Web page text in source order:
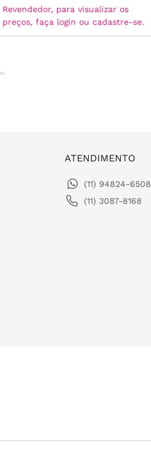
Revendedor, para visualizar os
preços, faça login ou cadastre-se.
ATENDIMENTO
(11) 94824-6508
(11) 3087-8168